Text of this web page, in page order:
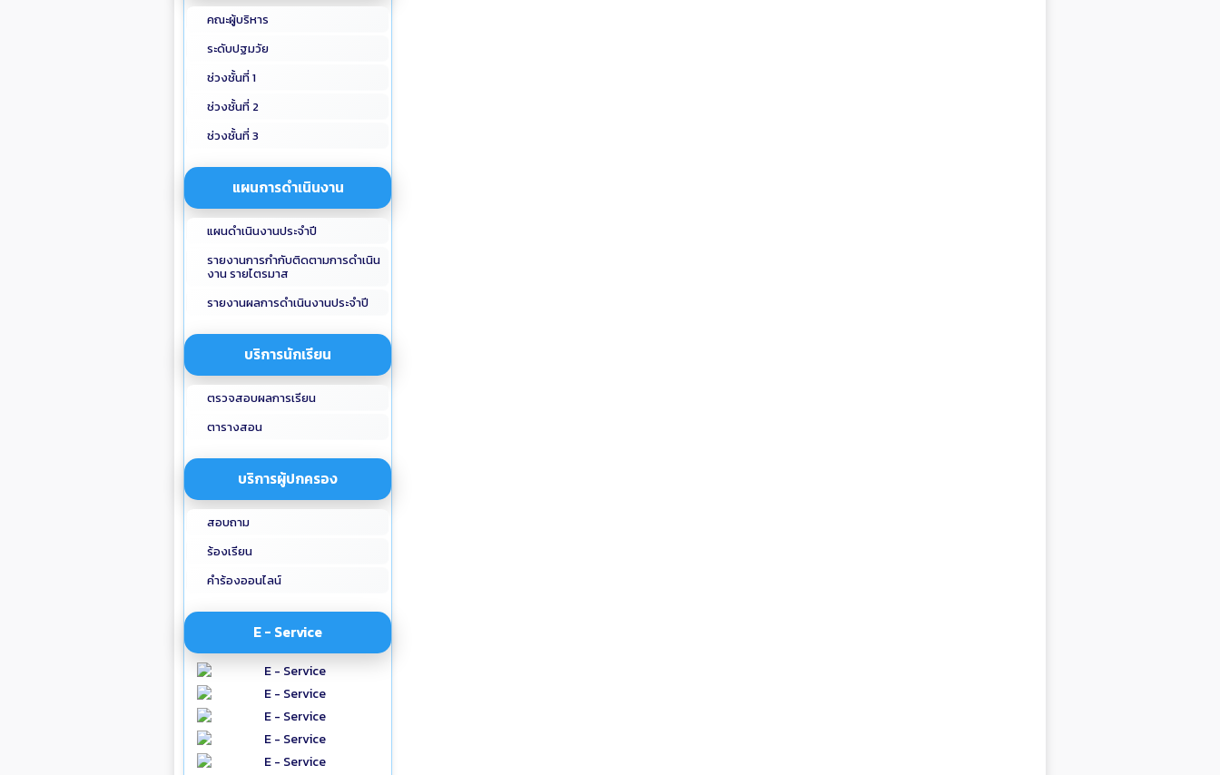
คณะผู้บริหาร
ระดับปฐมวัย
ช่วงชั้นที่ 1
ช่วงชั้นที่ 2
ช่วงชั้นที่ 3
แผนการดำเนินงาน
แผนดำเนินงานประจำปี
รายงานการกำกับติดตามการดำเนิน
งาน รายไตรมาส
รายงานผลการดำเนินงานประจำปี
บริการนักเรียน
ตรวจสอบผลการเรียน
ตารางสอน
บริการผู้ปกครอง
สอบถาม
ร้องเรียน
คำร้องออนไลน์
E - Service